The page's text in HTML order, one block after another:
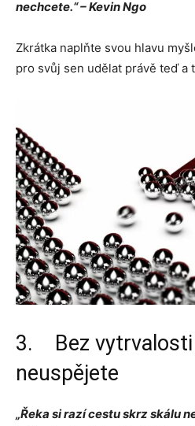
nechcete.“ – Kevin Ngo
Zkrátka naplňte svou hlavu
pro svůj sen udělat právě teď a
3. Bez vytrvalosti
neuspějete
„Řeka si razí cestu skrz skálu